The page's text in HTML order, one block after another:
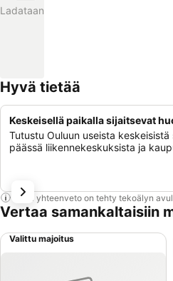
Ladataan
Hyvä tietää
Keskeisellä paikalla sijaitsevat
Tutustu Ouluun useista
päässä liikennekeskuksista ja
Tämä yhteenveto on tehty tekoälyn
Vertaa samankaltaisiin
Valittu majoitus